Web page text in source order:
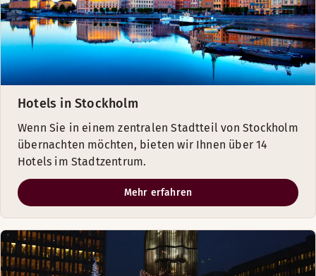
Hotels in Stockholm
Wenn Sie in einem zentralen Stadtteil von Stockholm
übernachten möchten, bieten wir Ihnen über 14
Hotels im Stadtzentrum.
Mehr erfahren